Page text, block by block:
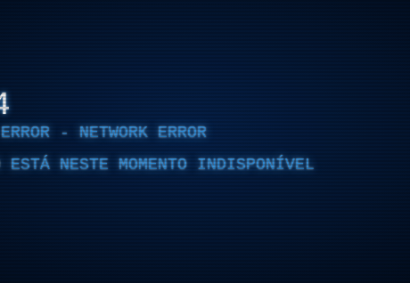
- NETWORK ERROR
ESTÁ NESTE MOMENTO INDISPONÍVEL